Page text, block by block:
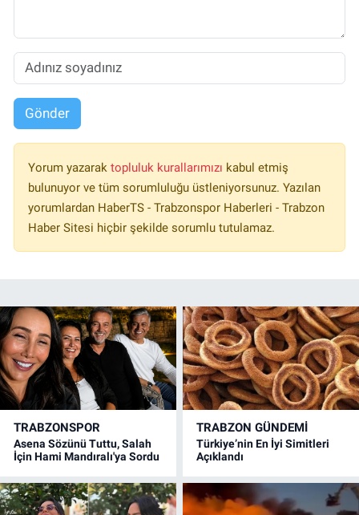
Gönder
Yorum yazarak topluluk kurallarımızı kabul etmiş
bulunuyor ve tüm sorumluluğu üstleniyorsunuz. Yazılan
yorumlardan HaberTS - Trabzonspor Haberleri - Trabzon
Haber Sitesi hiçbir şekilde sorumlu tutulamaz.
TRABZONSPOR
Asena Sözünü Tuttu, Salah
İçin Hami Mandıralı'ya Sordu
TRABZON GÜNDEMİ
Türkiye’nin En İyi Simitleri
Açıklandı